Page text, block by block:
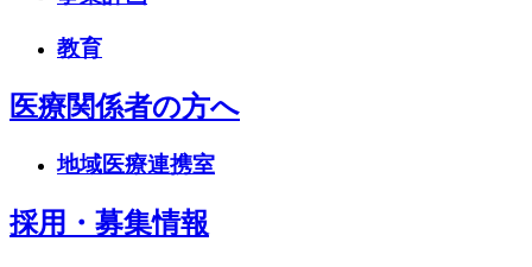
教育
医療関係者の方へ
地域医療連携室
採用・募集情報